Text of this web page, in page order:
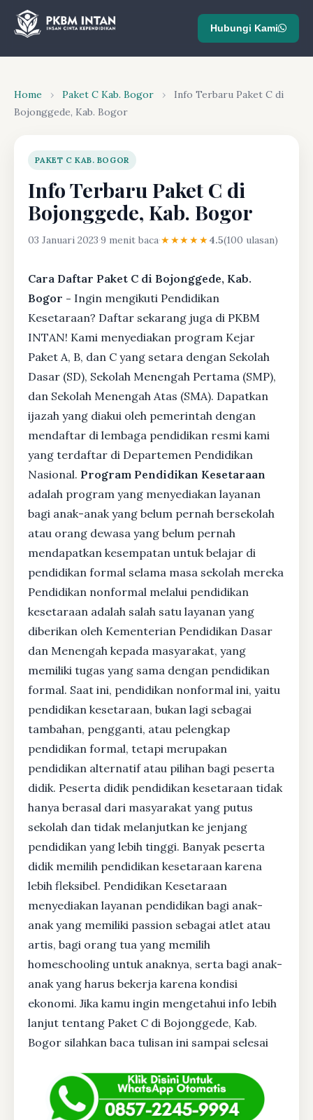
Hubungi Kami
Home › Paket C Kab. Bogor ›
Info Terbaru Paket C di
Bojonggede, Kab. Bogor
PAKET C KAB. BOGOR
Info Terbaru Paket C di
Bojonggede, Kab. Bogor
03 Januari 2023·9 menit baca·★★★★★4.5(100 ulasan)
Cara Daftar Paket C di Bojonggede, Kab.
Bogor - Ingin mengikuti Pendidikan
Kesetaraan? Daftar sekarang juga di PKBM
INTAN! Kami menyediakan program Kejar
Paket A, B, dan C yang setara dengan Sekolah
Dasar (SD), Sekolah Menengah Pertama (SMP),
dan Sekolah Menengah Atas (SMA). Dapatkan
ijazah yang diakui oleh pemerintah dengan
mendaftar di lembaga pendidikan resmi kami
yang terdaftar di Departemen Pendidikan
Nasional. Program Pendidikan Kesetaraan
adalah program yang menyediakan layanan
bagi anak-anak yang belum pernah bersekolah
atau orang dewasa yang belum pernah
mendapatkan kesempatan untuk belajar di
pendidikan formal selama masa sekolah mereka
Pendidikan nonformal melalui pendidikan
kesetaraan adalah salah satu layanan yang
diberikan oleh Kementerian Pendidikan Dasar
dan Menengah kepada masyarakat, yang
memiliki tugas yang sama dengan pendidikan
formal. Saat ini, pendidikan nonformal ini, yaitu
pendidikan kesetaraan, bukan lagi sebagai
tambahan, pengganti, atau pelengkap
pendidikan formal, tetapi merupakan
pendidikan alternatif atau pilihan bagi peserta
didik. Peserta didik pendidikan kesetaraan tidak
hanya berasal dari masyarakat yang putus
sekolah dan tidak melanjutkan ke jenjang
pendidikan yang lebih tinggi. Banyak peserta
didik memilih pendidikan kesetaraan karena
lebih fleksibel. Pendidikan Kesetaraan
menyediakan layanan pendidikan bagi anak-
anak yang memiliki passion sebagai atlet atau
artis, bagi orang tua yang memilih
homeschooling untuk anaknya, serta bagi anak-
anak yang harus bekerja karena kondisi
ekonomi. Jika kamu ingin mengetahui info lebih
lanjut tentang Paket C di Bojonggede, Kab.
Bogor silahkan baca tulisan ini sampai selesai